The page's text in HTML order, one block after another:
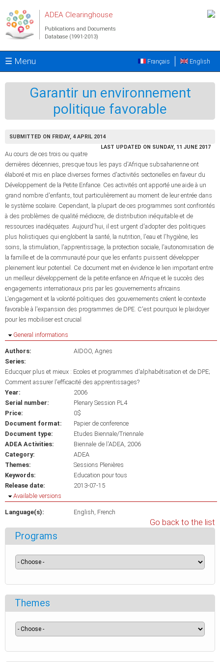
ADEA Clearinghouse
Publications and Documents
Database (1991-2013)
☰ Menu English
Français
Garantir un environnement
politique favorable
SUBMITTED ON FRIDAY, 4 APRIL 2014
LAST UPDATED ON SUNDAY, 11 JUNE 2017
Au cours de ces trois ou quatre
dernières décennies, presque tous les pays d'Afrique subsaharienne ont
élaboré et mis en place diverses formes d'activités sectorielles en faveur du
Développement de la Petite Enfance. Ces activités ont apporté une aide à un
grand nombre d'enfants, tout particulièrement au moment de leur entrée dans
le système scolaire. Cependant, la plupart de ces programmes sont confrontés
à des problèmes de qualité médiocre, de distribution inéquitable et de
ressources inadéquates. Aujourd'hui, il est urgent d'adopter des politiques
plus holistiques qui englobent la santé, la nutrition, l'eau et l'hygiène, les
soins, la stimulation, l'apprentissage, la protection sociale, l'autonomisation de
la famille et de la communauté pour que les enfants puissent développer
pleinement leur potentiel. Ce document met en évidence le lien important entre
un meilleur développement de la petite enfance en Afrique et le succès des
engagements internationaux pris par les gouvernements africains.
L'engagement et la volonté politiques des gouvernements créent le contexte
favorable à l'expansion des programmes de DPE. C'est pourquoi le plaidoyer
pour les mobiliser est crucial
Hide
General informations
Authors:
AIDOO, Agnes
Series:
Educquer plus et mieux : Ecoles et programmes d'alphabétisation et de DPE;
Comment assurer l'efficacité des apprentissages?
Year:
2006
Serial number:
Plenary Session PL4
Price:
0$
Document format:
Papier de conference
Document type:
Etudes Biennale/Triennale
ADEA Activities:
Biennale de l'ADEA, 2006
Category:
ADEA
Themes:
Sessions Plenières
Keywords:
Education pour tous
Release date:
2013-07-15
Hide
Available versions
Language(s): English French
Go back to the list
Programs
Themes